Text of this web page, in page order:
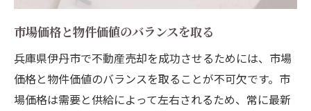
市場価格と物件価値のバランスを取る
兵庫県伊丹市で不動産売却を成功させるためには、市場
価格と物件価値のバランスを取ることが不可欠です。市
場価格は需要と供給によって左右されるため、常に最新